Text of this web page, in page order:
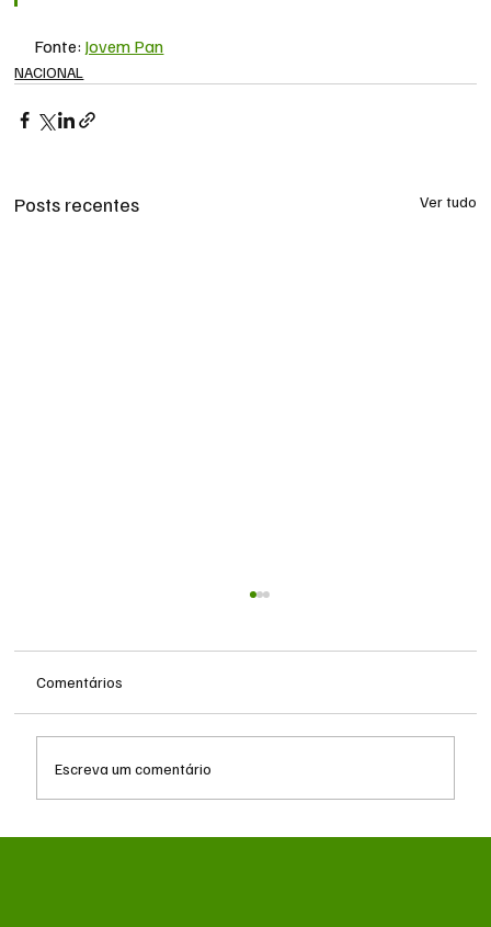
Fonte: Jovem Pan
NACIONAL
Posts recentes Ver tudo
Comentários
Escreva um comentário